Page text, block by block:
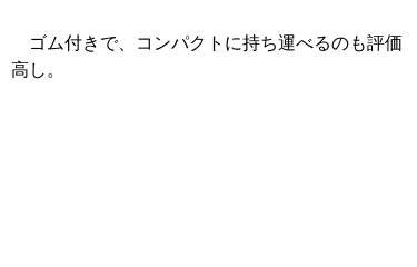
ゴム付きで、コンパクトに持ち運べるのも評価
高し。